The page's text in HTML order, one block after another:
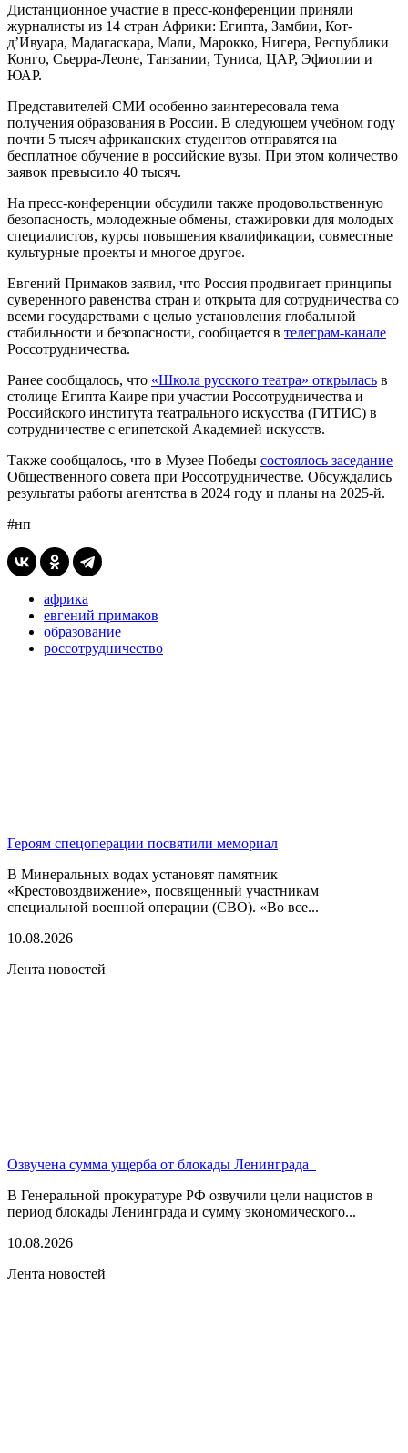
Дистанционное участие в пресс-конференции приняли
журналисты из 14 стран Африки: Египта, Замбии, Кот-
д’Ивуара, Мадагаскара, Мали, Марокко, Нигера, Республики
Конго, Сьерра-Леоне, Танзании, Туниса, ЦАР, Эфиопии и
ЮАР.
Представителей СМИ особенно заинтересовала тема
получения образования в России. В следующем учебном году
почти 5 тысяч африканских студентов отправятся на
бесплатное обучение в российские вузы. При этом количество
заявок превысило 40 тысяч.
На пресс-конференции обсудили также продовольственную
безопасность, молодежные обмены, стажировки для молодых
специалистов, курсы повышения квалификации, совместные
культурные проекты и многое другое.
Евгений Примаков заявил, что Россия продвигает принципы
суверенного равенства стран и открыта для сотрудничества со
всеми государствами с целью установления глобальной
стабильности и безопасности, сообщается в телеграм-канале
Россотрудничества.
Ранее сообщалось, что «Школа русского театра» открылась в
столице Египта Каире при участии Россотрудничества и
Российского института театрального искусства (ГИТИС) в
сотрудничестве с египетской Академией искусств.
Также сообщалось, что в Музее Победы состоялось заседание
Общественного совета при Россотрудничестве. Обсуждались
результаты работы агентства в 2024 году и планы на 2025-й.
#нп
африка
евгений примаков
образование
россотрудничество
Героям спецоперации посвятили мемориал
В Минеральных водах установят памятник
«Крестовоздвижение», посвященный участникам
специальной военной операции (СВО). «Во все...
10.08.2026
Лента новостей
Озвучена сумма ущерба от блокады Ленинграда
В Генеральной прокуратуре РФ озвучили цели нацистов в
период блокады Ленинграда и сумму экономического...
10.08.2026
Лента новостей